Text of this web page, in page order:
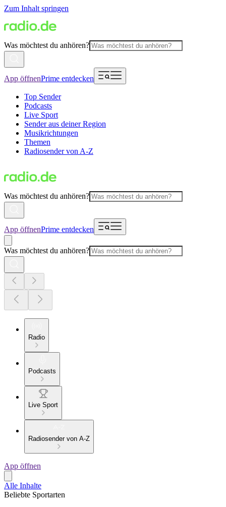
Zum Inhalt springen
Was möchtest du anhören?
App öffnenPrime entdecken
Top Sender
Podcasts
Live Sport
Sender aus deiner Region
Musikrichtungen
Themen
Radiosender von A-Z
Was möchtest du anhören?
App öffnenPrime entdecken
Was möchtest du anhören?
Radio
Podcasts
Live Sport
Radiosender von A-Z
App öffnen
Alle Inhalte
Beliebte Sportarten